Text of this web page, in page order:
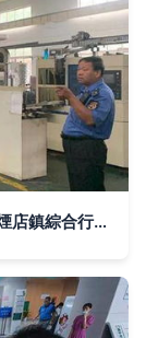
服務群眾常在線 踐行初心顯擔當 ——臨清煙店鎮綜合行政執法局開展日常巡查工作側記